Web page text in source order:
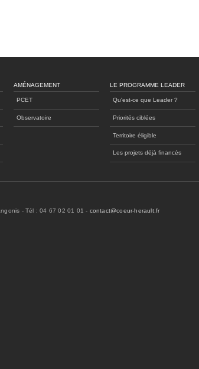
AMÉNAGEMENT
PCET
Observatoire
LE PROGRAMME LEADER
Qu'est-ce que Leader ?
Priorités ciblées
Territoire éligible
Les projets déjà financés
- Tél : 04 67 02 01 01 - contact@coeur-herault.fr